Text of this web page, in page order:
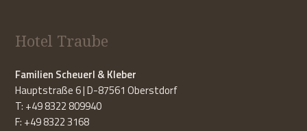
Hotel Traube
Familien Scheuerl & Kleber
Hauptstraße 6 | D-87561 Oberstdorf
T: +49 8322 809940
F: +49 8322 3168